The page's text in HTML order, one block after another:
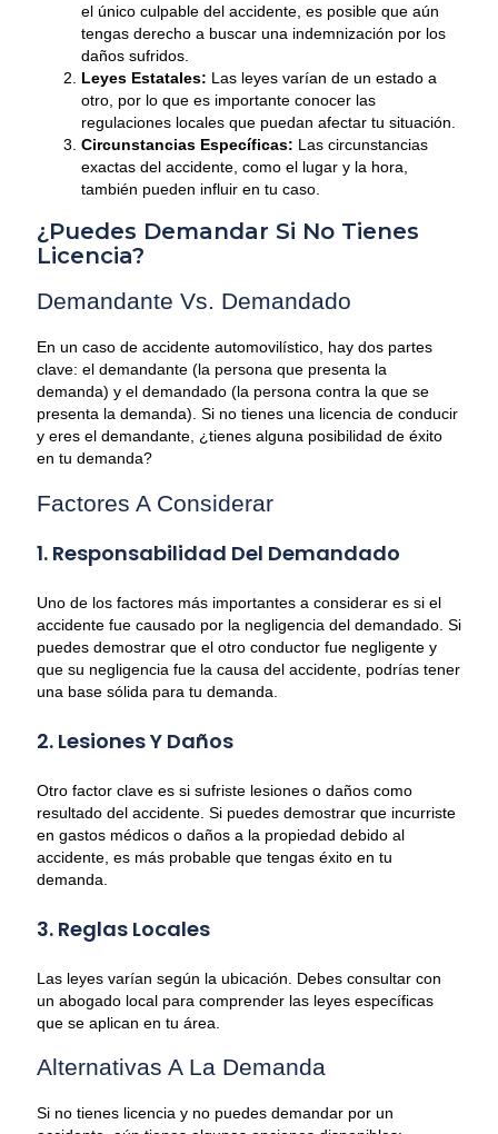
el único culpable del accidente, es posible que aún
tengas derecho a buscar una indemnización por los
daños sufridos.
Leyes Estatales: Las leyes varían de un estado a
otro, por lo que es importante conocer las
regulaciones locales que puedan afectar tu situación.
Circunstancias Específicas: Las circunstancias
exactas del accidente, como el lugar y la hora,
también pueden influir en tu caso.
¿Puedes Demandar Si No Tienes
Licencia?
Demandante Vs. Demandado
En un caso de accidente automovilístico, hay dos partes
clave: el demandante (la persona que presenta la
demanda) y el demandado (la persona contra la que se
presenta la demanda). Si no tienes una licencia de conducir
y eres el demandante, ¿tienes alguna posibilidad de éxito
en tu demanda?
Factores A Considerar
1. Responsabilidad Del Demandado
Uno de los factores más importantes a considerar es si el
accidente fue causado por la negligencia del demandado. Si
puedes demostrar que el otro conductor fue negligente y
que su negligencia fue la causa del accidente, podrías tener
una base sólida para tu demanda.
2. Lesiones Y Daños
Otro factor clave es si sufriste lesiones o daños como
resultado del accidente. Si puedes demostrar que incurriste
en gastos médicos o daños a la propiedad debido al
accidente, es más probable que tengas éxito en tu
demanda.
3. Reglas Locales
Las leyes varían según la ubicación. Debes consultar con
un abogado local para comprender las leyes específicas
que se aplican en tu área.
Alternativas A La Demanda
Si no tienes licencia y no puedes demandar por un